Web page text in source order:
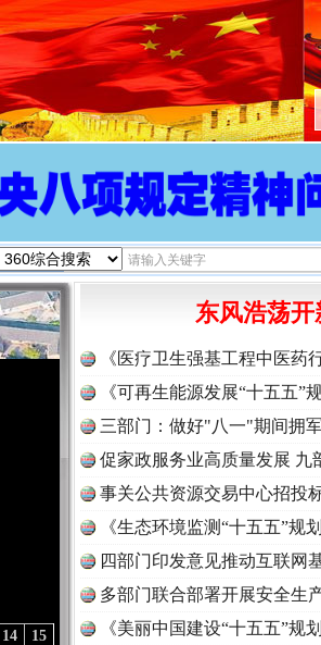
15
14
东风浩荡开
《医疗卫生强基工程中医药
《可再生能源发展“十五五”
三部门：做好"八一"期间拥
促家政服务业高质量发展 九
事关公共资源交易中心招投
《生态环境监测“十五五”规
读
四部门印发意见推动互联网
多部门联合部署开展安全生
《美丽中国建设“十五五”规